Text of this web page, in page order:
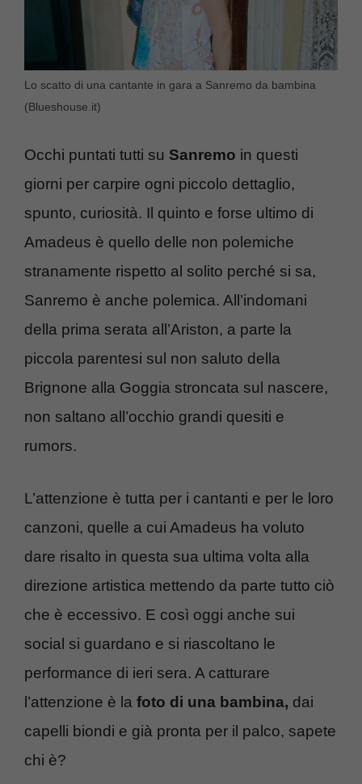
Lo scatto di una cantante in gara a Sanremo da bambina
(Blueshouse.it)
Occhi puntati tutti su Sanremo in questi
giorni per carpire ogni piccolo dettaglio,
spunto, curiosità. Il quinto e forse ultimo di
Amadeus è quello delle non polemiche
stranamente rispetto al solito perché si sa,
Sanremo è anche polemica. All’indomani
della prima serata all’Ariston, a parte la
piccola parentesi sul non saluto della
Brignone alla Goggia stroncata sul nascere,
non saltano all’occhio grandi quesiti e
rumors.
L’attenzione è tutta per i cantanti e per le loro
canzoni, quelle a cui Amadeus ha voluto
dare risalto in questa sua ultima volta alla
direzione artistica mettendo da parte tutto ciò
che è eccessivo. E così oggi anche sui
social si guardano e si riascoltano le
performance di ieri sera. A catturare
l’attenzione è la foto di una bambina, dai
capelli biondi e già pronta per il palco, sapete
chi è?